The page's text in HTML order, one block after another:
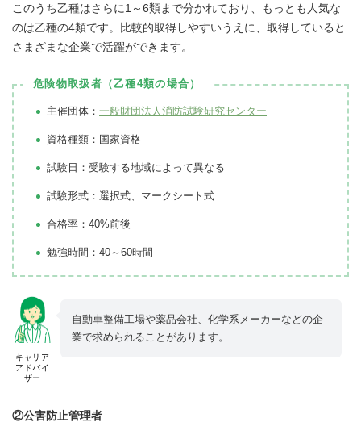
このうち乙種はさらに1～6類まで分かれており、もっとも人気な
のは乙種の4類です。比較的取得しやすいうえに、取得していると
さまざまな企業で活躍ができます。
危険物取扱者（乙種4類の場合）
主催団体： 一般財団法人消防試験研究センター
資格種類：国家資格
試験日：受験する地域によって異なる
試験形式：選択式、マークシート式
合格率：40%前後
勉強時間：40～60時間
キャリア
アドバイ
ザー
自動車整備工場や薬品会社、化学系メーカーなどの企
業で求められることがあります。
②公害防止管理者